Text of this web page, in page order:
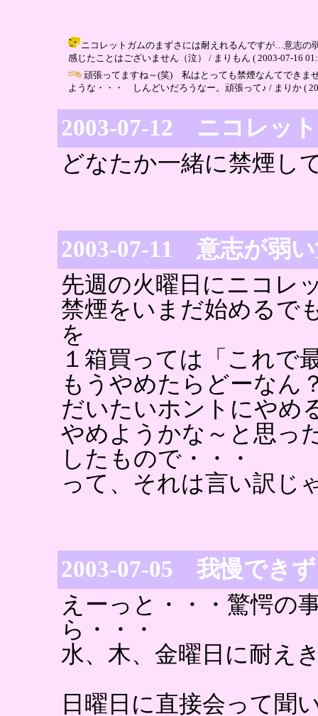
ニコレットガムのまずさには耐えれるんですが…意志
感じたことはございません（泣） / まりもん ( 2003-07-16
頑張ってますね～(笑) 私はとっても禁煙なんてできま
ような・・・ しんどいだろうなー。頑張って♪ / まりか (
2003-07-12 ニコレッ
どなたか一緒に禁煙し
2003-07-11 意志が弱
先週の火曜日にニコレ
禁煙をいまだ始めるで
を
１箱買っては「これで
もうやめたらどーなん
だいたいホントにやめ
やめようかな～と思っ
したもので・・・
って、それは言い訳じ
2003-07-05 我慢でき
えーっと・・・驚愕の
ら・・・
水、木、金曜日に耐え
日曜日に直接会って聞